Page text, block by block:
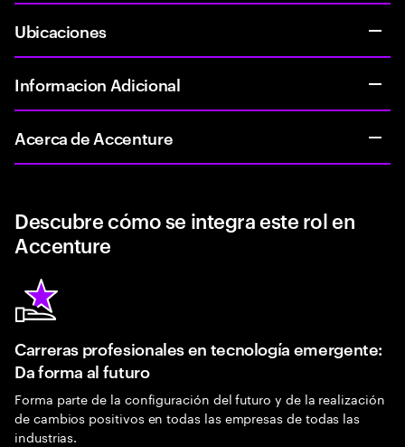
Ubicaciones
Informacion Adicional
Acerca de Accenture
Descubre cómo se integra este rol en
Accenture
Carreras profesionales en tecnología emergente:
Da forma al futuro
Forma parte de la configuración del futuro y de la realización
de cambios positivos en todas las empresas de todas las
industrias.